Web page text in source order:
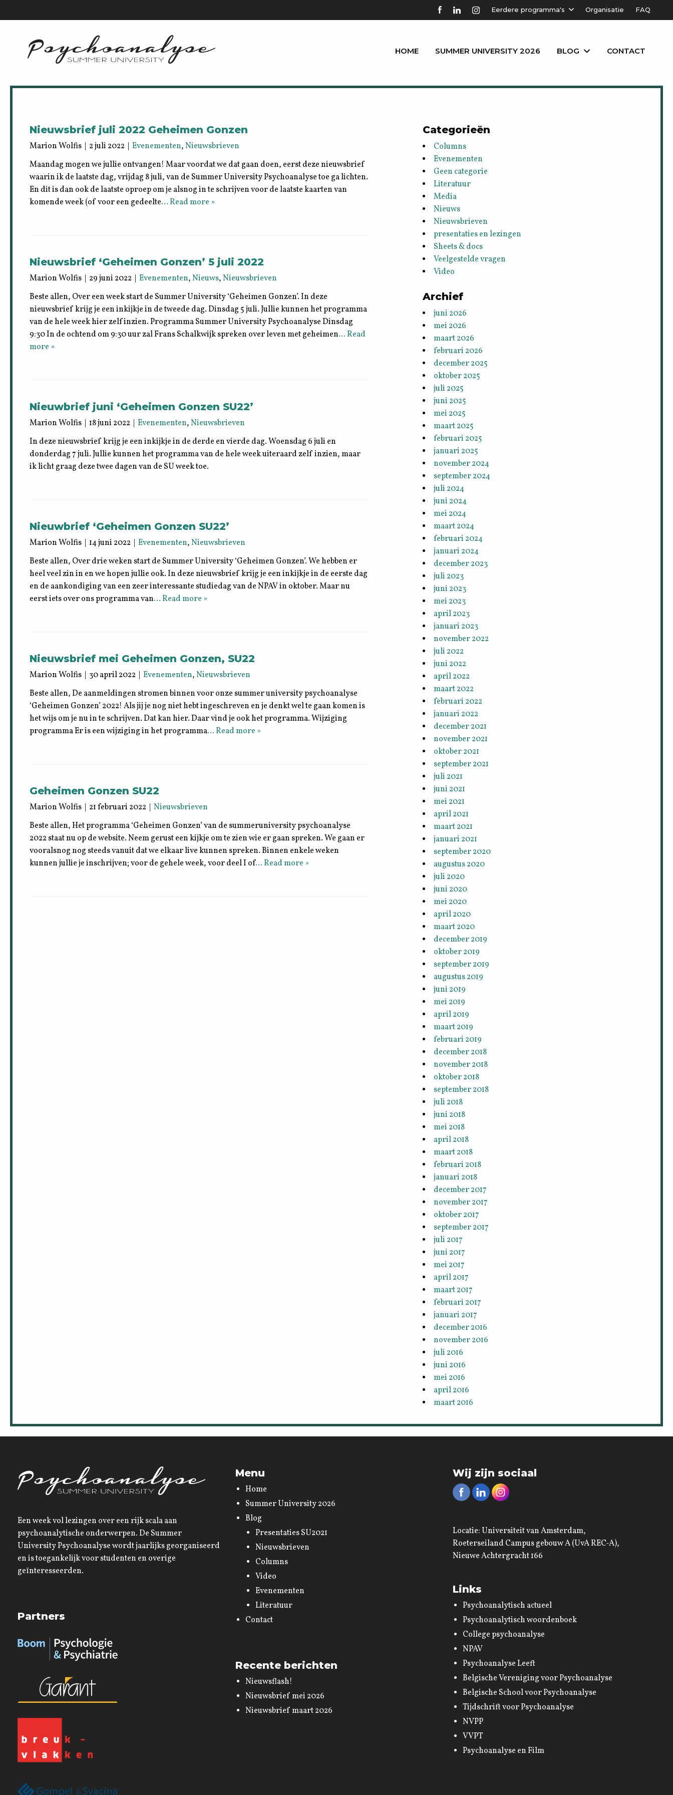
Eerdere programma's Organisatie FAQ
HOME SUMMER UNIVERSITY 2026 BLOG CONTACT
Nieuwsbrief juli 2022 Geheimen Gonzen
Marion Wolfis | 2 juli 2022 |Evenementen,Nieuwsbrieven
Maandag mogen we jullie ontvangen! Maar voordat we dat gaan doen, eerst deze nieuwsbrief
waarin ik de laatste dag, vrijdag 8 juli, van de Summer University Psychoanalyse toe ga lichten.
En dit is dan ook de laatste oproep om je alsnog in te schrijven voor de laatste kaarten van
komende week (of voor een gedeelte… Read more »
Nieuwsbrief ‘Geheimen Gonzen’ 5 juli 2022
Marion Wolfis | 29 juni 2022 |Evenementen,Nieuws,Nieuwsbrieven
Beste allen, Over een week start de Summer University ‘Geheimen Gonzen’. In deze
nieuwsbrief krijg je een inkijkje in de tweede dag. Dinsdag 5 juli. Jullie kunnen het programma
van de hele week hier zelf inzien. Programma Summer University Psychoanalyse Dinsdag
9:30 In de ochtend om 9:30 uur zal Frans Schalkwijk spreken over leven met geheimen… Read
more »
Nieuwbrief juni ‘Geheimen Gonzen SU22’
Marion Wolfis | 18 juni 2022 |Evenementen,Nieuwsbrieven
In deze nieuwsbrief krijg je een inkijkje in de derde en vierde dag. Woensdag 6 juli en
donderdag 7 juli. Jullie kunnen het programma van de hele week uiteraard zelf inzien, maar
ik licht graag deze twee dagen van de SU week toe.
Nieuwbrief ‘Geheimen Gonzen SU22’
Marion Wolfis | 14 juni 2022 |Evenementen,Nieuwsbrieven
Beste allen, Over drie weken start de Summer University ‘Geheimen Gonzen’. We hebben er
heel veel zin in en we hopen jullie ook. In deze nieuwsbrief krijg je een inkijkje in de eerste dag
en de aankondiging van een zeer interessante studiedag van de NPAV in oktober. Maar nu
eerst iets over ons programma van… Read more »
Nieuwsbrief mei Geheimen Gonzen, SU22
Marion Wolfis | 30 april 2022 |Evenementen,Nieuwsbrieven
Beste allen, De aanmeldingen stromen binnen voor onze summer university psychoanalyse
‘Geheimen Gonzen’ 2022! Als jij je nog niet hebt ingeschreven en je denkt wel te gaan komen is
het wijs om je nu in te schrijven. Dat kan hier. Daar vind je ook het programma. Wijziging
programma Er is een wijziging in het programma… Read more »
Geheimen Gonzen SU22
Marion Wolfis | 21 februari 2022 |Nieuwsbrieven
Beste allen, Het programma ‘Geheimen Gonzen’ van de summeruniversity psychoanalyse
2022 staat nu op de website. Neem gerust een kijkje om te zien wie er gaan spreken. We gaan er
vooralsnog nog steeds vanuit dat we elkaar live kunnen spreken. Binnen enkele weken
kunnen jullie je inschrijven; voor de gehele week, voor deel I of… Read more »
Categorieën
Columns
Evenementen
Geen categorie
Literatuur
Media
Nieuws
Nieuwsbrieven
presentaties en lezingen
Sheets & docs
Veelgestelde vragen
Video
Archief
juni 2026
mei 2026
maart 2026
februari 2026
december 2025
oktober 2025
juli 2025
juni 2025
mei 2025
maart 2025
februari 2025
januari 2025
november 2024
september 2024
juli 2024
juni 2024
mei 2024
maart 2024
februari 2024
januari 2024
december 2023
juli 2023
juni 2023
mei 2023
april 2023
januari 2023
november 2022
juli 2022
juni 2022
april 2022
maart 2022
februari 2022
januari 2022
december 2021
november 2021
oktober 2021
september 2021
juli 2021
juni 2021
mei 2021
april 2021
maart 2021
januari 2021
september 2020
augustus 2020
juli 2020
juni 2020
mei 2020
april 2020
maart 2020
december 2019
oktober 2019
september 2019
augustus 2019
juni 2019
mei 2019
april 2019
maart 2019
februari 2019
december 2018
november 2018
oktober 2018
september 2018
juli 2018
juni 2018
mei 2018
april 2018
maart 2018
februari 2018
januari 2018
december 2017
november 2017
oktober 2017
september 2017
juli 2017
juni 2017
mei 2017
april 2017
maart 2017
februari 2017
januari 2017
december 2016
november 2016
juli 2016
juni 2016
mei 2016
april 2016
maart 2016
Een week vol lezingen over een rijk scala aan
psychoanalytische onderwerpen. De Summer
University Psychoanalyse wordt jaarlijks georganiseerd
en is toegankelijk voor studenten en overige
geïnteresseerden.
Partners
Menu
Home
Summer University 2026
Blog
Presentaties SU2021
Nieuwsbrieven
Columns
Video
Evenementen
Literatuur
Contact
Recente berichten
Nieuwsflash!
Nieuwsbrief mei 2026
Nieuwsbrief maart 2026
Wij zijn sociaal
Locatie: Universiteit van Amsterdam,
Roeterseiland Campus gebouw A (UvA REC-A),
Nieuwe Achtergracht 166
Links
Psychoanalytisch actueel
Psychoanalytisch woordenboek
College psychoanalyse
NPAV
Psychoanalyse Leeft
Belgische Vereniging voor Psychoanalyse
Belgische School voor Psychoanalyse
Tijdschrift voor Psychoanalyse
NVPP
VVPT
Psychoanalyse en Film